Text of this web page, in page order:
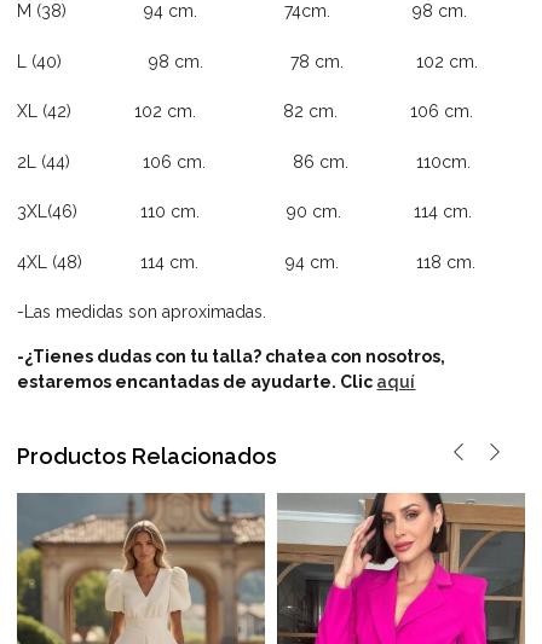
M (38) 94 cm. 74cm. 98 cm.
L (40) 98 cm. 78 cm. 102 cm.
XL (42) 102 cm. 82 cm. 106 cm.
2L (44) 106 cm. 86 cm. 110cm.
3XL(46) 110 cm. 90 cm. 114 cm.
4XL (48) 114 cm. 94 cm. 118 cm.
-Las medidas son aproximadas.
-¿Tienes dudas con tu talla? chatea con nosotros,
estaremos encantadas de ayudarte. Clic aquí
Productos Relacionados